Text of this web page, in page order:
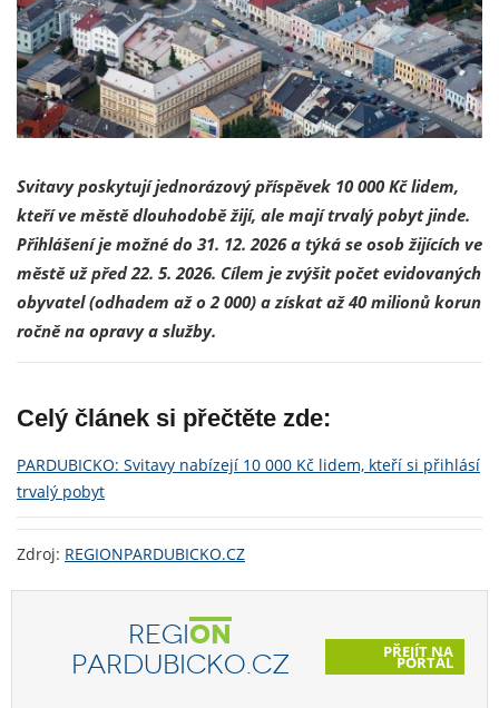
Svitavy poskytují jednorázový příspěvek 10 000 Kč lidem,
kteří ve městě dlouhodobě žijí, ale mají trvalý pobyt jinde.
Přihlášení je možné do 31. 12. 2026 a týká se osob žijících ve
městě už před 22. 5. 2026. Cílem je zvýšit počet evidovaných
obyvatel (odhadem až o 2 000) a získat až 40 milionů korun
ročně na opravy a služby.
Celý článek si přečtěte zde:
PARDUBICKO: Svitavy nabízejí 10 000 Kč lidem, kteří si přihlásí
trvalý pobyt
Zdroj: REGIONPARDUBICKO.CZ
REGION
PARDUBICKO.CZ
PŘEJÍT NA
PORTÁL